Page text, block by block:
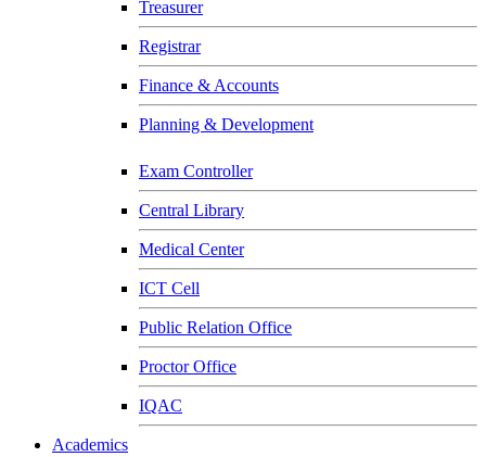
Treasurer
Registrar
Finance & Accounts
Planning & Development
Exam Controller
Central Library
Medical Center
ICT Cell
Public Relation Office
Proctor Office
IQAC
Academics